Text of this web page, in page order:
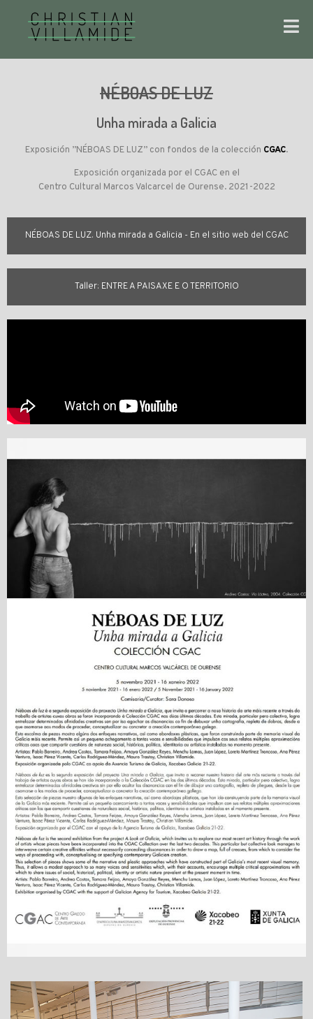
NÉBOAS DE LUZ
Unha mirada a Galicia
Exposición ”NÉBOAS DE LUZ” con fondos de la colección CGAC.
Exposición organizada por el CGAC en el
Centro Cultural Marcos Valcarcel de Ourense. 2021-2022
NÉBOAS DE LUZ. Unha mirada a Galicia - En el sitio web del CGAC
Taller: ENTRE A PAISAXE E O TERRITORIO